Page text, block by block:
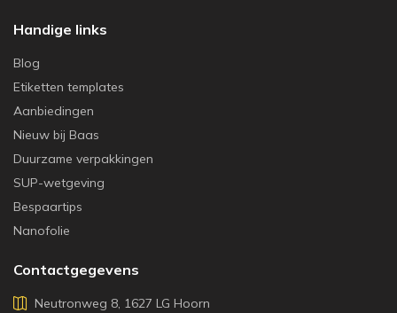
Handige links
Blog
Etiketten templates
Aanbiedingen
Nieuw bij Baas
Duurzame verpakkingen
SUP-wetgeving
Bespaartips
Nanofolie
Contactgegevens
Neutronweg 8, 1627 LG Hoorn